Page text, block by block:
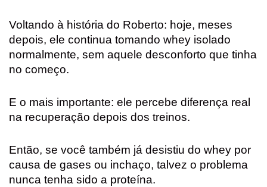
Voltando à história do Roberto: hoje, meses
depois, ele continua tomando whey isolado
normalmente, sem aquele desconforto que tinha
no começo.
E o mais importante: ele percebe diferença real
na recuperação depois dos treinos.
Então, se você também já desistiu do whey por
causa de gases ou inchaço, talvez o problema
nunca tenha sido a proteína.